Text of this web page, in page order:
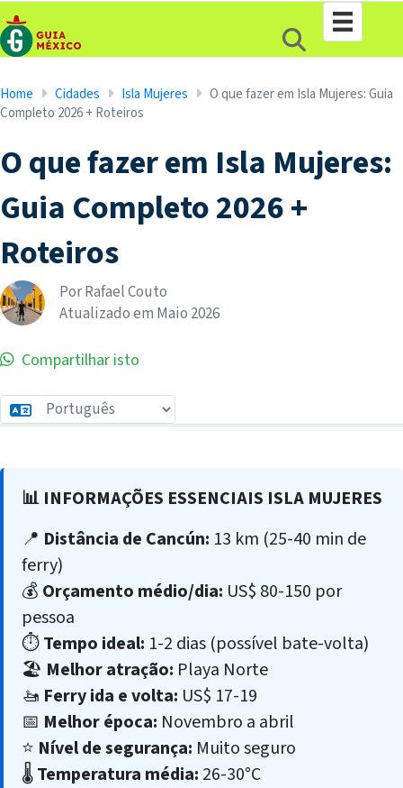
Home Cidades Isla Mujeres
O que fazer em Isla Mujeres: Guia
Completo 2026 + Roteiros
O que fazer em Isla Mujeres:
Guia Completo 2026 +
Roteiros
Por Rafael Couto
Atualizado em Maio 2026
Compartilhar isto
📊 INFORMAÇÕES ESSENCIAIS ISLA MUJERES
📍 Distância de Cancún: 13 km (25-40 min de
ferry)
💰 Orçamento médio/dia: US$ 80-150 por
pessoa
⏱️Tempo ideal: 1-2 dias (possível bate-volta)
🏖️ Melhor atração: Playa Norte
🚤 Ferry ida e volta: US$ 17-19
📅 Melhor época: Novembro a abril
⭐ Nível de segurança: Muito seguro
🌡️Temperatura média: 26-30°C